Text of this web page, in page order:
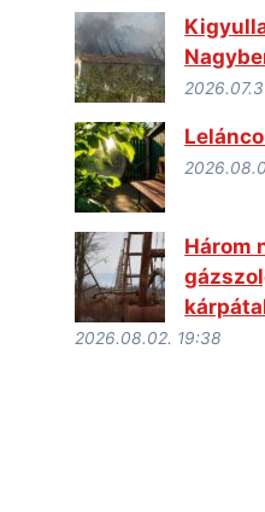
Három
2026.08.02. 19:38